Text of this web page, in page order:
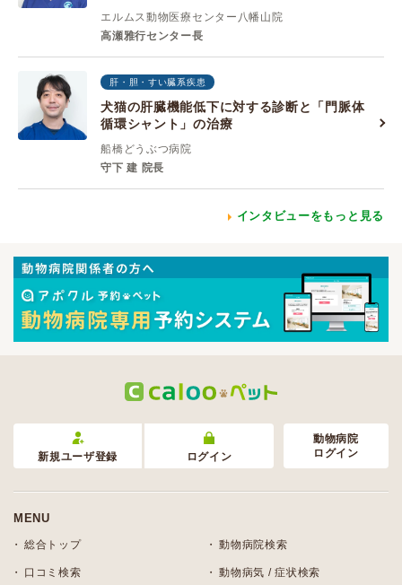
エルムス動物医療センター八幡山院
高瀬雅行センター長
肝・胆・すい臓系疾患
犬猫の肝臓機能低下に対する診断と「門脈体
循環シャント」の治療
船橋どうぶつ病院
守下 建 院長
インタビューをもっと見る
新規ユーザ登録 ログイン
動物病院
ログイン
MENU
総合トップ 動物病院検索
口コミ検索 動物病気 / 症状検索